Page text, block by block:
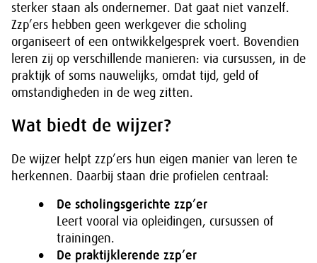
sterker staan als ondernemer. Dat gaat niet vanzelf.
Zzp’ers hebben geen werkgever die scholing
organiseert of een ontwikkelgesprek voert. Bovendien
leren zij op verschillende manieren: via cursussen, in de
praktijk of soms nauwelijks, omdat tijd, geld of
omstandigheden in de weg zitten.
Wat biedt de wijzer?
De wijzer helpt zzp’ers hun eigen manier van leren te
herkennen. Daarbij staan drie profielen centraal:
De scholingsgerichte zzp’er
Leert vooral via opleidingen, cursussen of
trainingen.
De praktijklerende zzp’er